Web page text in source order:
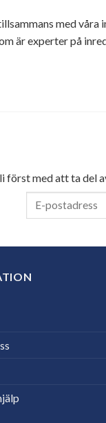
med våra
är experter på
först med att ta del